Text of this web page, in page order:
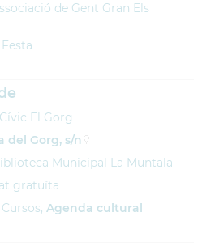
de Gent Gran Els
Festa
El Gorg
del Gorg, s/n
Municipal La Muntala
gratuïta
Cursos, Agenda cultural